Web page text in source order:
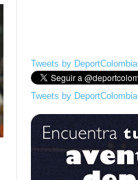
Tweets by DeportColombia
Tweets by DeportColombia